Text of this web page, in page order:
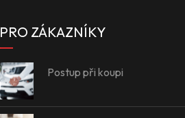
PRO ZÁKAZNÍKY
Postup při koupi